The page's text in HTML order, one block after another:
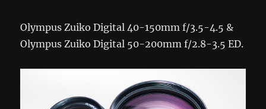
Olympus Zuiko Digital 40-150mm f/3.5-4.5 &
Olympus Zuiko Digital 50-200mm f/2.8-3.5 ED.